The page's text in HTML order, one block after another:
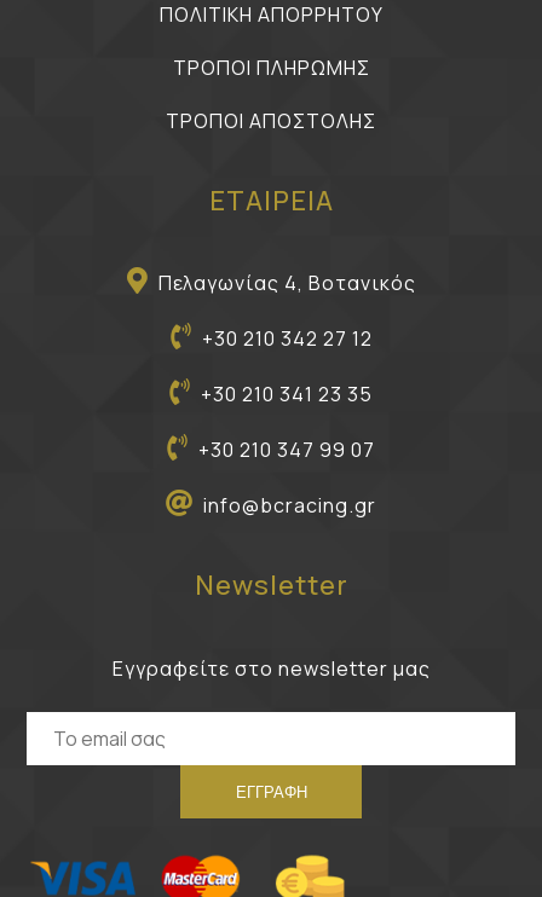
ΠΟΛΙΤΙΚΗ ΑΠΟΡΡΗΤΟΥ
ΤΡΟΠΟΙ ΠΛΗΡΩΜΗΣ
ΤΡΟΠΟΙ ΑΠΟΣΤΟΛΗΣ
ΕΤΑΙΡΕΙΑ
Πελαγωνίας 4, Βοτανικός
+30 210 342 27 12
+30 210 341 23 35
+30 210 347 99 07
info@bcracing.gr
Newsletter
Εγγραφείτε στο newsletter μας